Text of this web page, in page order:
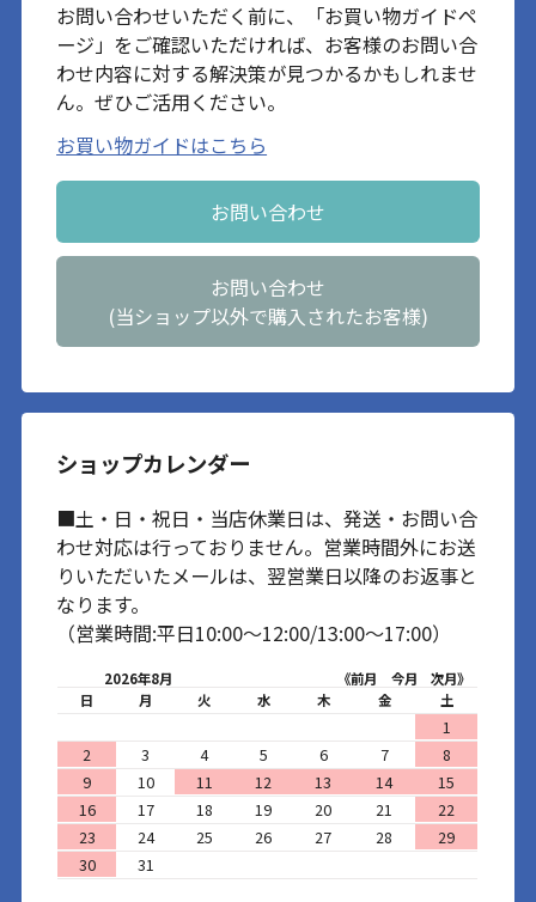
お問い合わせいただく前に、「お買い物ガイドペ
ージ」をご確認いただければ、お客様のお問い合
わせ内容に対する解決策が見つかるかもしれませ
ん。ぜひご活用ください。
お買い物ガイドはこちら
お問い合わせ
お問い合わせ
(当ショップ以外で購入されたお客様)
ショップカレンダー
■土・日・祝日・当店休業日は、発送・お問い合
わせ対応は行っておりません。営業時間外にお送
りいただいたメールは、翌営業日以降のお返事と
なります。
（営業時間:平日10:00～12:00/13:00～17:00）
2026年8月 《前月 今月
次月》
日
月 火 水 木 金 土
1
2
3 4 5 6 7
8
9
10 11 12 13 14
15
16
17 18 19 20 21
22
23
24 25 26 27 28
29
30
31